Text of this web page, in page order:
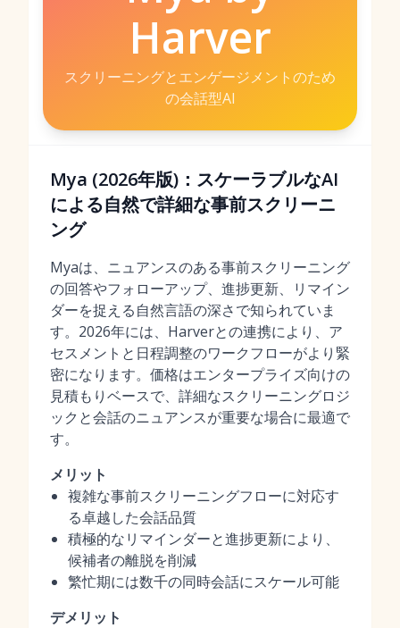
Harver
スクリーニングとエンゲージメントのため
の会話型AI
Mya (2026年版)：スケーラブルなAI
による自然で詳細な事前スクリーニ
ング
Myaは、ニュアンスのある事前スクリーニング
の回答やフォローアップ、進捗更新、リマイン
ダーを捉える自然言語の深さで知られていま
す。2026年には、Harverとの連携により、ア
セスメントと日程調整のワークフローがより緊
密になります。価格はエンタープライズ向けの
見積もりベースで、詳細なスクリーニングロジ
ックと会話のニュアンスが重要な場合に最適で
す。
メリット
複雑な事前スクリーニングフローに対応す
る卓越した会話品質
積極的なリマインダーと進捗更新により、
候補者の離脱を削減
繁忙期には数千の同時会話にスケール可能
デメリット